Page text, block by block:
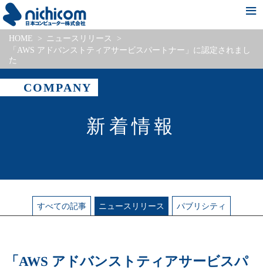
新着情報
会社情報
事業・サービス紹介
Pick Up Project
採用情報
HOME
ニュースリリース
「AWS アドバンストティアサービスパートナー」に認定されまし
た
COMPANY
新着情報
すべての記事 ニュース リリース パブリシティ
「AWS アドバンストティアサービスパ